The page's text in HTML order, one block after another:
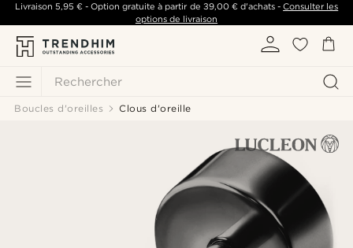
Rechercher
Livraison 5,95 €- Option gratuite à partir de 39,00 €d'achats -Consulter les
options de livraison
Boucles d'oreilles Clous d'oreille